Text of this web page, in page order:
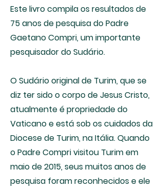
Este livro compila os resultados de
75 anos de pesquisa do Padre
Gaetano Compri, um importante
pesquisador do Sudário.
O Sudário original de Turim, que se
diz ter sido o corpo de Jesus Cristo,
atualmente é propriedade do
Vaticano e está sob os cuidados da
Diocese de Turim, na Itália. Quando
o Padre Compri visitou Turim em
maio de 2015, seus muitos anos de
pesquisa foram reconhecidos e ele